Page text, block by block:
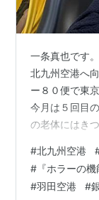
一条真也です
北九州空港へ
ー８０便で東
今月は５回目
の老体にはき
ってきます💛
法人 全日本冠
一般財団法人
#北九州空港
# 『ホラーの機
#羽田空港 #